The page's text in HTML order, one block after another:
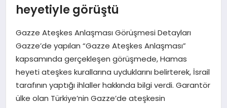
EĞITIM
MAGAZIN
SAĞLIK
SIYASET
heyetiyle görüştü
Gazze Ateşkes Anlaşması Görüşmesi Detayları
Gazze’de yapılan “Gazze Ateşkes Anlaşması”
kapsamında gerçekleşen görüşmede, Hamas
heyeti ateşkes kurallarına uyduklarını belirterek, İsrail
tarafının yaptığı ihlaller hakkında bilgi verdi. Garantör
ülke olan Türkiye’nin Gazze’de ateşkesin